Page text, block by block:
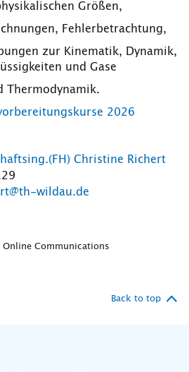
Größen,
Fehlerbetrachtung,
zur Kinematik, Dynamik,
und Gase
Thermodynamik.
2026
Christine Richert
wildau.de
Communications
Back to top